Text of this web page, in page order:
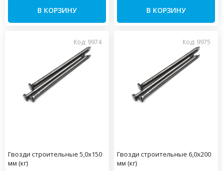
В КОРЗИНУ В КОРЗИНУ
Код: 9974
Гвозди строительные 5,0х150
мм (кг)
Код: 9975
Гвозди строительные 6,0х200
мм (кг)